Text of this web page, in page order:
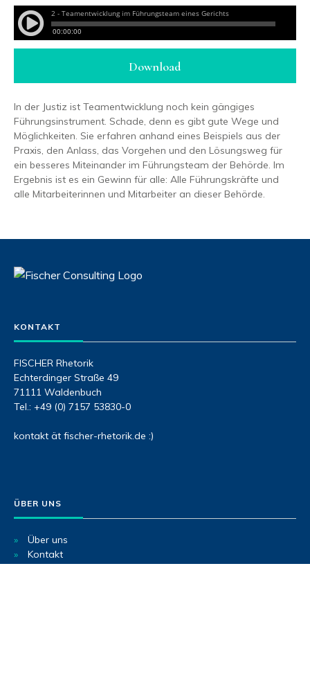
Download
In der Justiz ist Teamentwicklung noch kein gängiges
Führungsinstrument. Schade, denn es gibt gute Wege und
Möglichkeiten. Sie erfahren anhand eines Beispiels aus der
Praxis, den Anlass, das Vorgehen und den Lösungsweg für
ein besseres Miteinander im Führungsteam der Behörde. Im
Ergebnis ist es ein Gewinn für alle: Alle Führungskräfte und
alle Mitarbeiterinnen und Mitarbeiter an dieser Behörde.
KONTAKT
FISCHER Rhetorik
Echterdinger Straße 49
71111 Waldenbuch
Tel.: +49 (0) 7157 53830-0
kontakt ät fischer-rhetorik.de :)
ÜBER UNS
Über uns
Kontakt